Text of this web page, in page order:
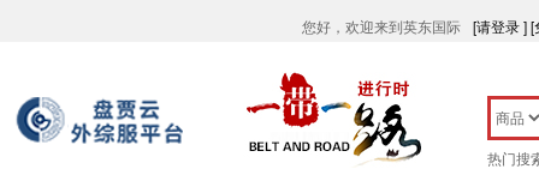
您好，欢迎来到英东国际 [请登录 ][
热门搜